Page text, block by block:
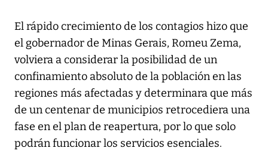
El rápido crecimiento de los contagios hizo que
el gobernador de Minas Gerais, Romeu Zema,
volviera a considerar la posibilidad de un
confinamiento absoluto de la población en las
regiones más afectadas y determinara que más
de un centenar de municipios retrocediera una
fase en el plan de reapertura, por lo que solo
podrán funcionar los servicios esenciales.